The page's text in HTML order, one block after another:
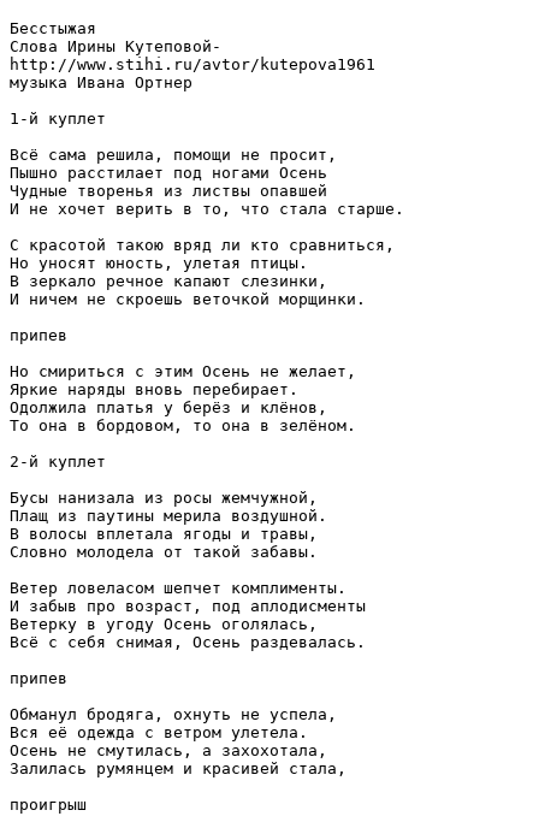
Бесстыжая
Слова Ирины Кутеповой-
http://www.stihi.ru/avtor/kutepova1961
музыка Ивана Ортнер
1-й куплет
Всё сама решила, помощи не просит,
Пышно расстилает под ногами Осень
Чудные творенья из листвы опавшей
И не хочет верить в то, что стала старше.
С красотой такою вряд ли кто сравниться,
Но уносят юность, улетая птицы.
В зеркало речное капают слезинки,
И ничем не скроешь веточкой морщинки.
припев
Но смириться с этим Осень не желает,
Яркие наряды вновь перебирает.
Одолжила платья у берёз и клёнов,
То она в бордовом, то она в зелёном.
2-й куплет
Бусы нанизала из росы жемчужной,
Плащ из паутины мерила воздушной.
В волосы вплетала ягоды и травы,
Словно молодела от такой забавы.
Ветер ловеласом шепчет комплименты.
И забыв про возраст, под аплодисменты
Ветерку в угоду Осень оголялась,
Всё с себя снимая, Осень раздевалась.
припев
Обманул бродяга, охнуть не успела,
Вся её одежда с ветром улетела.
Осень не смутилась, а захохотала,
Залилась румянцем и красивей стала,
проигрыш